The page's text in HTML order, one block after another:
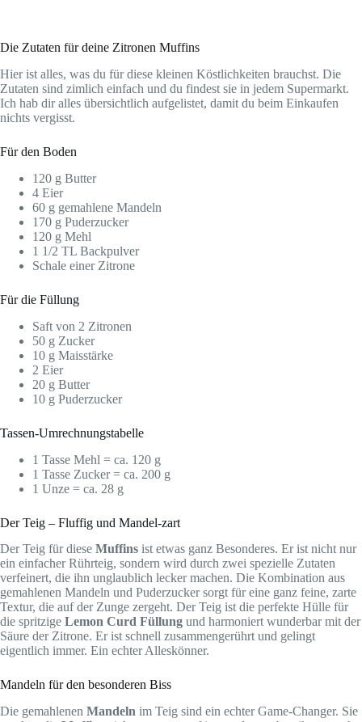
Die Zutaten für deine Zitronen Muffins
Hier ist alles, was du für diese kleinen Köstlichkeiten brauchst. Die
Zutaten sind zimlich einfach und du findest sie in jedem Supermarkt.
Ich hab dir alles übersichtlich aufgelistet, damit du beim Einkaufen
nichts vergisst.
Für den Boden
120 g Butter
4 Eier
60 g gemahlene Mandeln
170 g Puderzucker
120 g Mehl
1 1/2 TL Backpulver
Schale einer Zitrone
Für die Füllung
Saft von 2 Zitronen
50 g Zucker
10 g Maisstärke
2 Eier
20 g Butter
10 g Puderzucker
Tassen-Umrechnungstabelle
1 Tasse Mehl = ca. 120 g
1 Tasse Zucker = ca. 200 g
1 Unze = ca. 28 g
Der Teig – Fluffig und Mandel-zart
Der Teig für diese Muffins ist etwas ganz Besonderes. Er ist nicht nur
ein einfacher Rührteig, sondern wird durch zwei spezielle Zutaten
verfeinert, die ihn unglaublich lecker machen. Die Kombination aus
gemahlenen Mandeln und Puderzucker sorgt für eine ganz feine, zarte
Textur, die auf der Zunge zergeht. Der Teig ist die perfekte Hülle für
die spritzige Lemon Curd Füllung und harmoniert wunderbar mit der
Säure der Zitrone. Er ist schnell zusammengerührt und gelingt
eigentlich immer. Ein echter Alleskönner.
Mandeln für den besonderen Biss
Die gemahlenen Mandeln im Teig sind ein echter Game-Changer. Sie